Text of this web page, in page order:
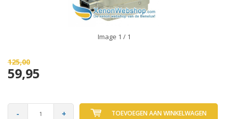
Image 1 / 1
125,00
59,95
- + TOEVOEGEN AAN WINKELWAGEN